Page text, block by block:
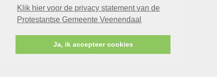
Klik hier voor de privacy statement van de
Protestantse Gemeente Veenendaal
Ja, ik accepteer cookies